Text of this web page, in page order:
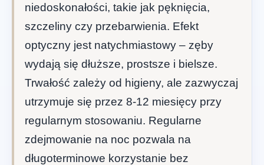
niedoskonałości, takie jak pęknięcia,
szczeliny czy przebarwienia. Efekt
optyczny jest natychmiastowy – zęby
wydają się dłuższe, prostsze i bielsze.
Trwałość zależy od higieny, ale zazwyczaj
utrzymuje się przez 8-12 miesięcy przy
regularnym stosowaniu. Regularne
zdejmowanie na noc pozwala na
długoterminowe korzystanie bez